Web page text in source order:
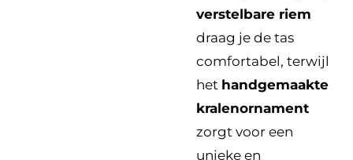
verstelbare riem
draag je de tas
comfortabel, terwijl
het handgemaakte
kralenornament
zorgt voor een
unieke en